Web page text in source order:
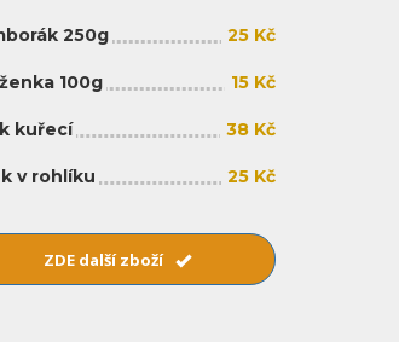
250g 25 Kč
100g 15 Kč
kuřecí 38 Kč
v rohlíku 25 Kč
ZDE další zboží